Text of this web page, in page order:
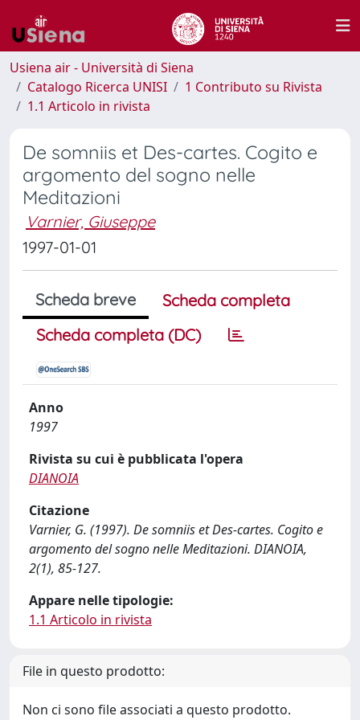
Usiena air - Università di Siena
Catalogo Ricerca UNISI
1 Contributo su Rivista
1.1 Articolo in rivista
De somniis et Des-cartes. Cogito e
argomento del sogno nelle
Meditazioni
Varnier, Giuseppe
1997-01-01
Scheda breve
Scheda completa
Scheda completa (DC)
Anno
1997
Rivista su cui è pubblicata l'opera
DIANOIA
Citazione
Varnier, G. (1997). De somniis et Des-cartes. Cogito e
argomento del sogno nelle Meditazioni. DIANOIA,
2(1), 85-127.
Appare nelle tipologie:
1.1 Articolo in rivista
File in questo prodotto:
Non ci sono file associati a questo prodotto.